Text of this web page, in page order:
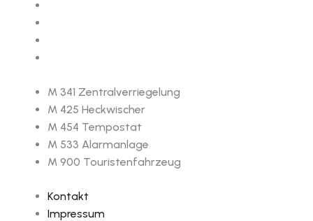
M 341 Zentralverriegelung
M 425 Heckwischer
M 454 Tempostat
M 533 Alarmanlage
M 900 Touristenfahrzeug
Kontakt
Impressum